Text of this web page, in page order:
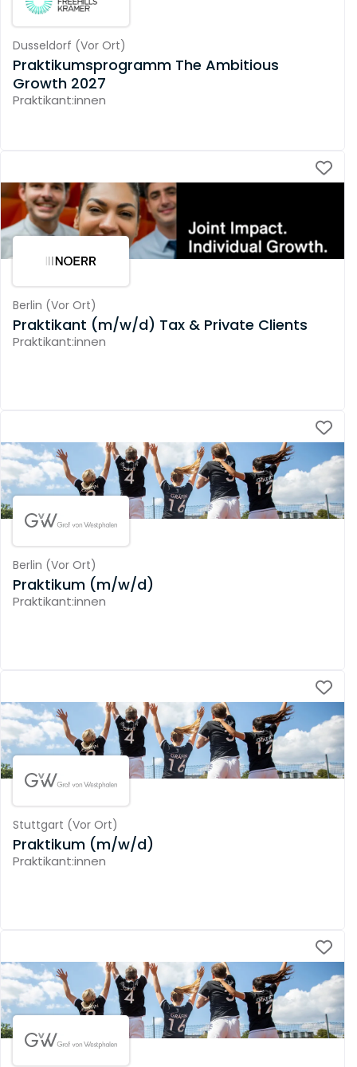
Dusseldorf (Vor Ort)
Praktikumsprogramm The Ambitious
Growth 2027
Praktikant:innen
Berlin (Vor Ort)
Praktikant (m/w/d) Tax & Private Clients
Praktikant:innen
Berlin (Vor Ort)
Praktikum (m/w/d)
Praktikant:innen
Stuttgart (Vor Ort)
Praktikum (m/w/d)
Praktikant:innen